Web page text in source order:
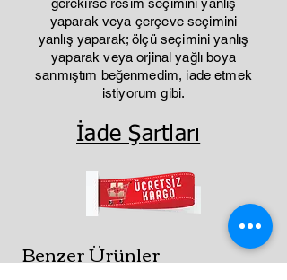
gerekirse resim seçimini yanlış
yaparak veya çerçeve seçimini
yanlış yaparak; ölçü seçimini yanlış
yaparak veya orjinal yağlı boya
sanmıştım beğenmedim, iade etmek
istiyorum gibi.
İade Şartları
Benzer Ürünler